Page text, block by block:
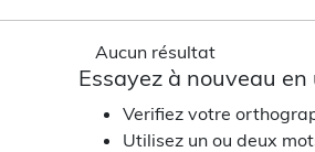
Aucun résultat
Essayez à nouveau
Verifiez votre
Utilisez un ou deux